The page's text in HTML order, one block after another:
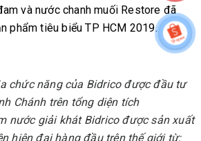
và nước chanh muối Restore đã
phẩm tiêu biểu TP HCM 2019.
chức năng của Bidrico được đầu tư
Chánh trên tổng diện tích
nước giải khát Bidrico được sản xuất
hiện đại hàng đầu trên thế giới từ: